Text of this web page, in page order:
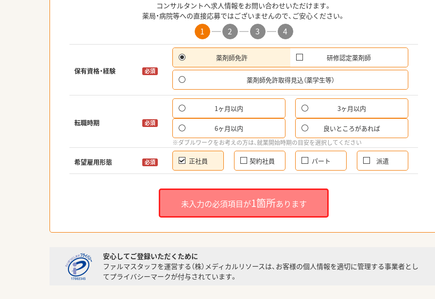
コンサルタントへ求人情報をお問い合わせいただけます。
薬局・病院等への直接応募ではございませんので、ご安心ください。
1 2 3 4
保有資格・経験 必須
薬剤師免許 研修認定薬剤師
薬剤師免許取得見込（薬学生等）
転職時期 必須
1ヶ月以内 3ヶ月以内
6ヶ月以内 良いところがあれば
※ダブルワークをお考えの方は、就業開始時期の目安を選択してください
希望雇用形態 必須 正社員 契約社員 パート 派遣
未入力の必須項目が1箇所あります
安心してご登録いただくために
ファルマスタッフを運営する（株）メディカルリソースは、お客様の個人情報を適切に管理する事業者とし
てプライバシーマークが付与されています。